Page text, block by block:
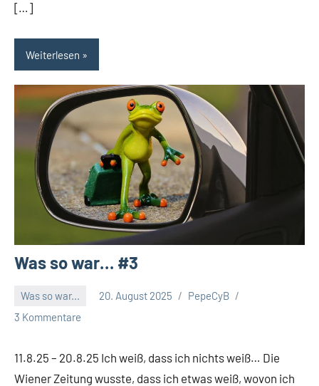
[…]
Weiterlesen
Was so war… #3
Was so war... 20. August 2025
PepeCyB
3 Kommentare
11.8.25 – 20.8.25 Ich weiß, dass ich nichts weiß… Die
Wiener Zeitung wusste, dass ich etwas weiß, wovon ich